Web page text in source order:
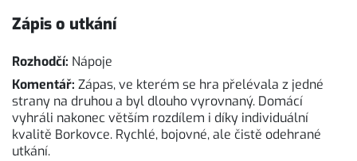
Zápis o utkání
Rozhodčí: Nápoje
Komentář: Zápas, ve kterém se hra přelévala z jedné
strany na druhou a byl dlouho vyrovnaný. Domácí
vyhráli nakonec větším rozdílem i díky individuální
kvalitě Borkovce. Rychlé, bojovné, ale čistě odehrané
utkání.